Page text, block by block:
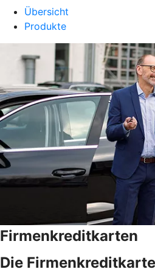
Übersicht
Produkte
Firmenkreditkarten
Die